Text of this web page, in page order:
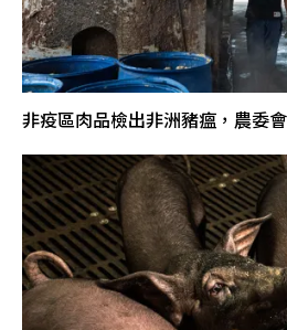
非疫區肉品檢出非洲豬瘟，農委